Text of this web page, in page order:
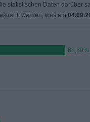
statistischen Daten darüber
werden, was am
88,89%